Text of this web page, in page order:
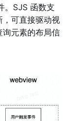
。SJS 函数支
，可直接驱动视
询元素的布局信